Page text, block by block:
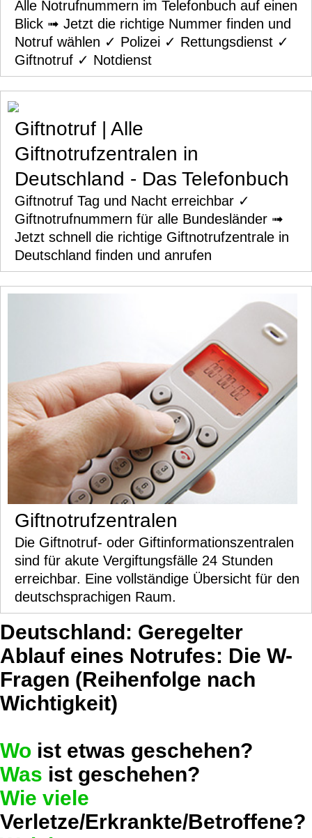
Alle Notrufnummern im Telefonbuch auf einen
Blick ➟ Jetzt die richtige Nummer finden und
Notruf wählen ✓ Polizei ✓ Rettungsdienst ✓
Giftnotruf ✓ Notdienst
Giftnotruf | Alle
Giftnotrufzentralen in
Deutschland - Das Telefonbuch
Giftnotruf Tag und Nacht erreichbar ✓
Giftnotrufnummern für alle Bundesländer ➟
Jetzt schnell die richtige Giftnotrufzentrale in
Deutschland finden und anrufen
Giftnotrufzentralen
Die Giftnotruf- oder Giftinformationszentralen
sind für akute Vergiftungsfälle 24 Stunden
erreichbar. Eine vollständige Übersicht für den
deutschsprachigen Raum.
Deutschland: Geregelter
Ablauf eines Notrufes: Die W-
Fragen (Reihenfolge nach
Wichtigkeit)
Wo ist etwas geschehen?
Was ist geschehen?
Wie viele
Verletze/Erkrankte/Betroffene?